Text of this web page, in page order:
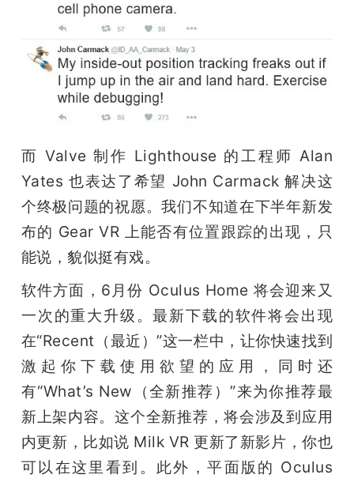
而 Valve 制作 Lighthouse 的工程师 Alan
Yates 也表达了希望 John Carmack 解决这
个终极问题的祝愿。我们不知道在下半年新发
布的 Gear VR 上能否有位置跟踪的出现，只
能说，貌似挺有戏。
软件方面，6月份 Oculus Home 将会迎来又
一次的重大升级。最新下载的软件将会出现
在“Recent（最近）”这一栏中，让你快速找到
激起你下载使用欲望的应用，同时还
有“What’s New（全新推荐）”来为你推荐最
新上架内容。这个全新推荐，将会涉及到应用
内更新，比如说 Milk VR 更新了新影片，你也
可以在这里看到。此外，平面版的 Oculus